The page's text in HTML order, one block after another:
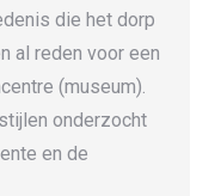
die het dorp
al reden voor een
(museum).
onderzocht
en de